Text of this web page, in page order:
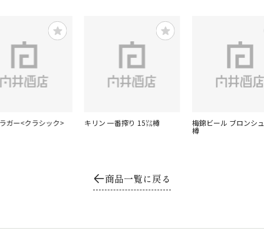
ガー<クラシック> キリン 一番搾り 15㍑樽 梅錦ビール ブロンシ
樽
商品一覧に戻る